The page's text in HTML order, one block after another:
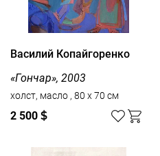
Василий Копайгоренко
«Гончар», 2003
холст, масло , 80 x 70 см
2 500 $